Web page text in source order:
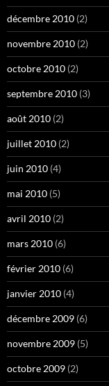
décembre 2010 (2)
novembre 2010 (2)
octobre 2010 (2)
septembre 2010 (3)
août 2010 (2)
juillet 2010 (2)
juin 2010 (4)
mai 2010 (5)
avril 2010 (2)
mars 2010 (6)
février 2010 (6)
janvier 2010 (4)
décembre 2009 (6)
novembre 2009 (5)
octobre 2009 (2)